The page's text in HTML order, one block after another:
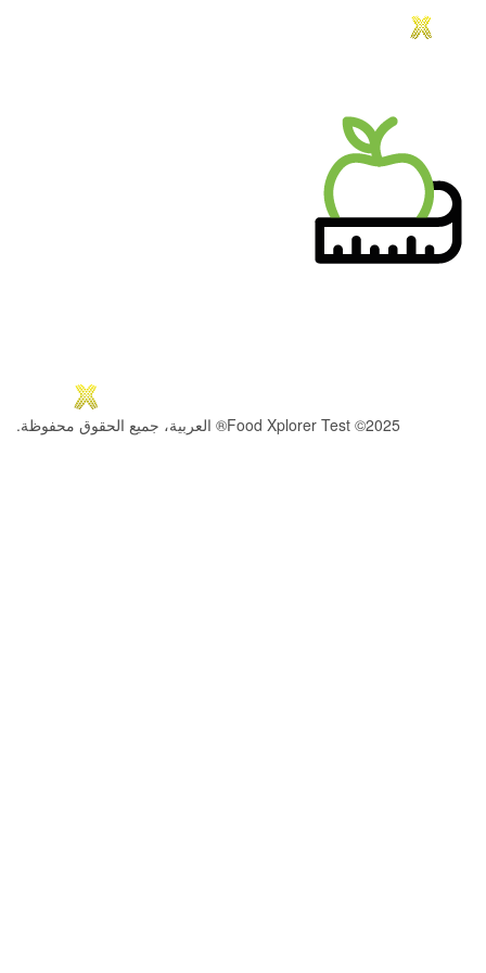
2025© Food Xplorer Test® العربية، جميع الحقوق محفوظة.